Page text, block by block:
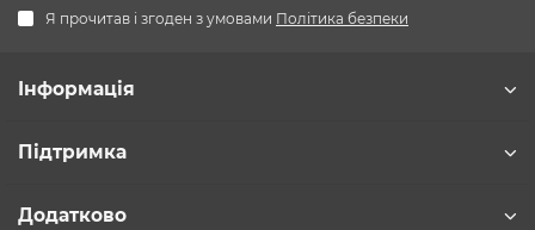
Я прочитав і згоден з умовами Політика безпеки
Інформація
Підтримка
Додатково